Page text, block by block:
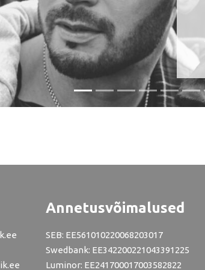
Annetusvõimalused
SEB: EE561010220068203017
Swedbank: EE342200221043391225
Luminor: EE241700017003582822